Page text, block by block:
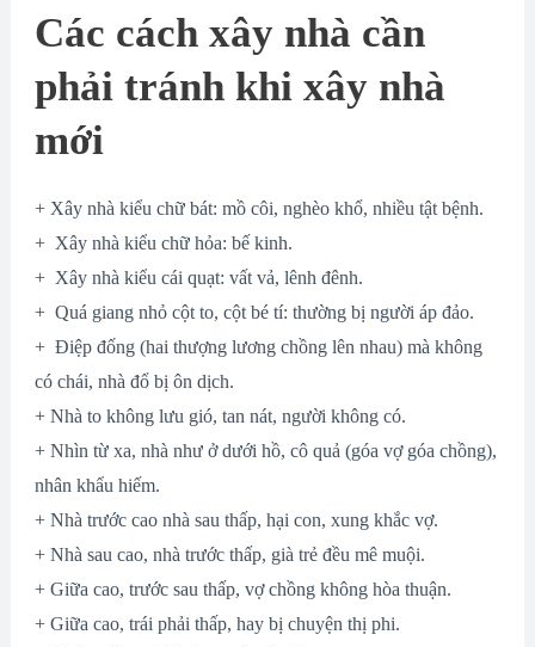
Các cách xây nhà cần
phải tránh khi xây nhà
mới
+ Xây nhà kiểu chữ bát: mồ côi, nghèo khổ, nhiều tật bệnh.
+ Xây nhà kiểu chữ hỏa: bế kinh.
+ Xây nhà kiểu cái quạt: vất vả, lênh đênh.
+ Quá giang nhỏ cột to, cột bé tí: thường bị người áp đảo.
+ Điệp đống (hai thượng lương chồng lên nhau) mà không
có chái, nhà đổ bị ôn dịch.
+ Nhà to không lưu gió, tan nát, người không có.
+ Nhìn từ xa, nhà như ở dưới hồ, cô quả (góa vợ góa chồng),
nhân khẩu hiếm.
+ Nhà trước cao nhà sau thấp, hại con, xung khắc vợ.
+ Nhà sau cao, nhà trước thấp, già trẻ đều mê muội.
+ Giữa cao, trước sau thấp, vợ chồng không hòa thuận.
+ Giữa cao, trái phải thấp, hay bị chuyện thị phi.